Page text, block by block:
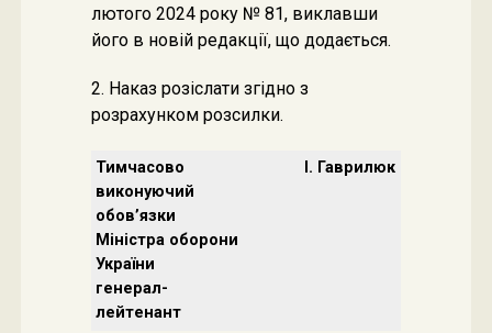
лютого 2024 року № 81, виклавши
його в новій редакції, що додається.
2. Наказ розіслати згідно з
розрахунком розсилки.
Тимчасово
виконуючий
обов’язки
Міністра оборони
України
генерал-
лейтенант
І. Гаврилюк